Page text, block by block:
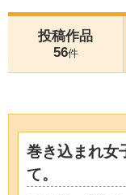
投稿作品
56件
巻き込まれ女
て。